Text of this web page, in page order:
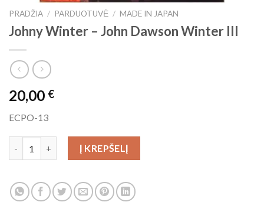
PRADŽIA / PARDUOTUVĖ / MADE IN JAPAN
Johny Winter – John Dawson Winter III
20,00 €
ECPO-13
produkto kiekis: Johny Winter - John Dawson Winter III
Į KREPŠELĮ